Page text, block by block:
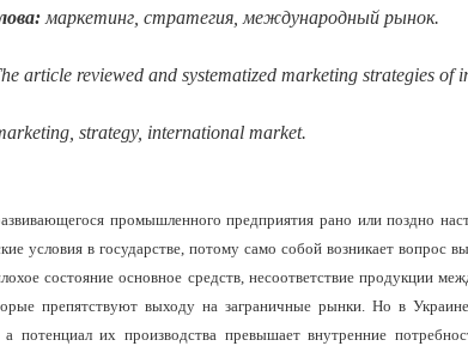
маркетинг, стратегия, международный рынок.
article reviewed and systematized marketing strategies
strategy, international market.
промышленного предприятия рано или поздно
условия в государстве, потому само собой возникает
состояние основное средств, несоответствие продукции
препятствуют выходу на заграничные рынки. Но в
а потенциал их производства превышает внутренние